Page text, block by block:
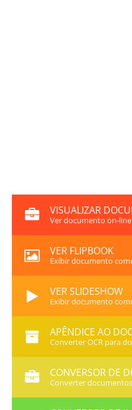
VISUALIZAR
Ver documento on-line
VER FLIPBOOK
Exibir documento
VER SLIDESHOW
Exibir documento
APÊNDICE AO
Converter OCR para
CONVERSOR DE
Converter